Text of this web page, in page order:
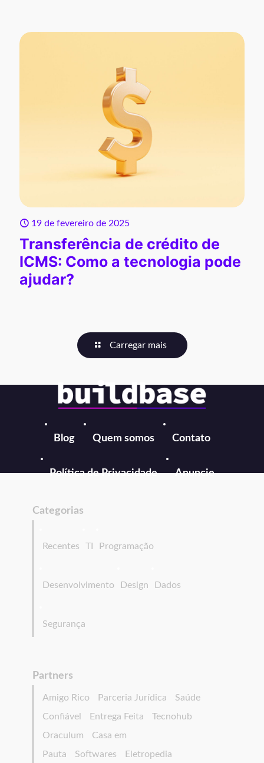
19 de fevereiro de 2025
Transferência de crédito de
ICMS: Como a tecnologia pode
ajudar?
Carregar mais
Blog Quem somos Contato
Política de Privacidade Anuncie
Categorias
Recentes TI Programação
Desenvolvimento Design Dados
Segurança
Partners
Amigo Rico Parceria Jurídica
Saúde
Confiável
Entrega Feita
Tecnohub
Oraculum
Casa em
Pauta
Softwares Eletropedia